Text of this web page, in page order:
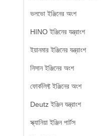
ভলভো ইঞ্জিনের অংশ
HINO ইঞ্জিনের যন্ত্রাংশ
ইয়ানমার ইঞ্জিনের যন্ত্রাংশ
নিসান ইঞ্জিনের অংশ
ফোর্কলিফ্ট ইঞ্জিনের অংশ
Deutz ইঞ্জিন যন্ত্রাংশ
স্ক্যানিয়া ইঞ্জিন পার্টস